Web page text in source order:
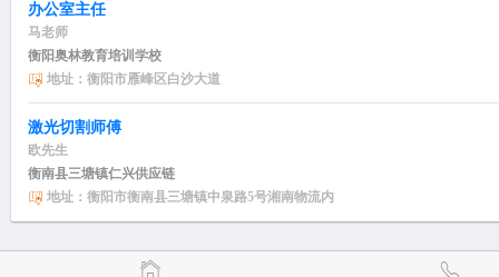
办公室主任
马老师
衡阳奥林教育培训学校
地址：衡阳市雁峰区白沙大道
激光切割师傅
欧先生
衡南县三塘镇仁兴供应链
地址：衡阳市衡南县三塘镇中泉路5号湘南物流内